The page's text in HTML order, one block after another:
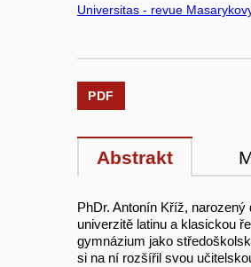
Universitas - revue
PDF
Abstrakt
PhDr. Antonín Kříž,
univerzitě latinu a klasickou
gymnázium jako
si na ní rozšířil svou